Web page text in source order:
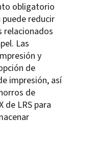
obligatorio
reducir
relacionados
Las
y
de
impresión, así
de
de LRS para